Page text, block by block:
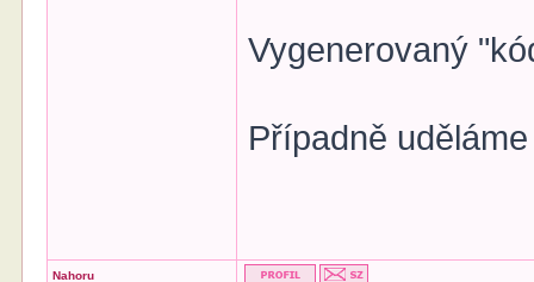
Vygenerovaný
Případně
Nahoru